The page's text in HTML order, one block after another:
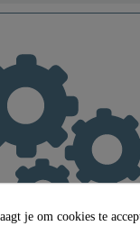
je om cookies te